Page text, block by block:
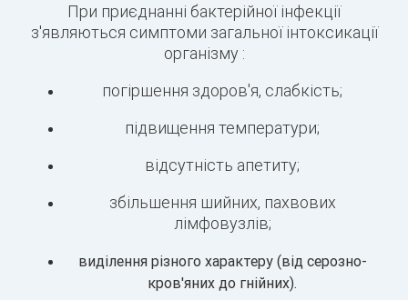
При приєднанні бактерійної інфекції
з'являються симптоми загальної інтоксикації
організму :
погіршення здоров'я, слабкість;
підвищення температури;
відсутність апетиту;
збільшення шийних, пахвових
лімфовузлів;
виділення різного характеру (від серозно-
кров'яних до гнійних).